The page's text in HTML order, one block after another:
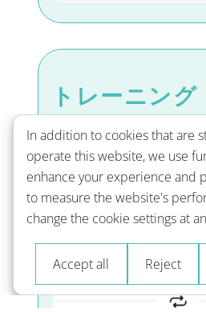
トレーニング
反復練習と文脈理解の
き
In addition to cookies that are
operate this website, we use
enhance your experience and
to measure the website's
change the cookie settings at
Accept all Reject